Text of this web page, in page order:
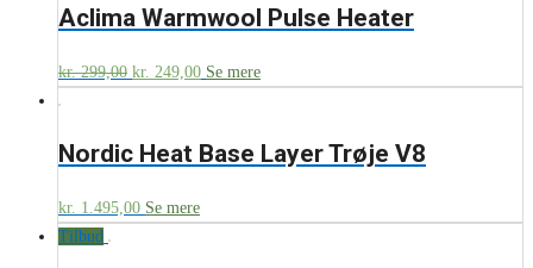
Aclima Warmwool Pulse Heater
kr.299,00 kr. 249,00 Se mere
Nordic Heat Base Layer Trøje V8
kr. 1.495,00 Se mere
Tilbud